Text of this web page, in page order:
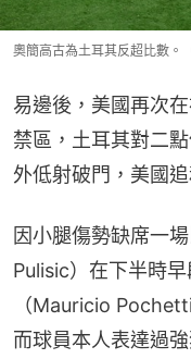
奧簡高古為土耳其反超比數。
易邊後，美國再次
禁區，土耳其對二
外低射破門，美國
因小腿傷勢缺席一
Pulisic）在下半時
（Mauricio
而球員本人表達過